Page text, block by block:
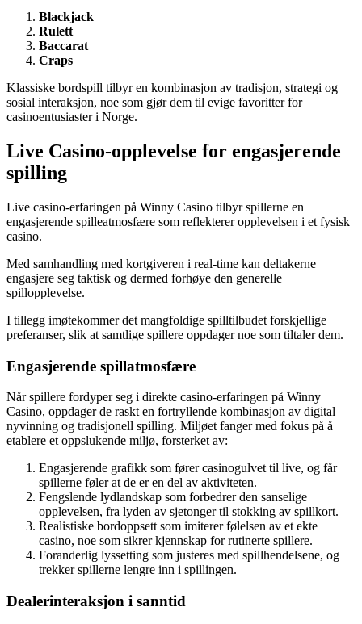
Blackjack
Rulett
Baccarat
Craps
Klassiske bordspill tilbyr en kombinasjon av tradisjon, strategi og
sosial interaksjon, noe som gjør dem til evige favoritter for
casinoentusiaster i Norge.
Live Casino-opplevelse for engasjerende
spilling
Live casino-erfaringen på Winny Casino tilbyr spillerne en
engasjerende spilleatmosfære som reflekterer opplevelsen i et fysisk
casino.
Med samhandling med kortgiveren i real-time kan deltakerne
engasjere seg taktisk og dermed forhøye den generelle
spillopplevelse.
I tillegg imøtekommer det mangfoldige spilltilbudet forskjellige
preferanser, slik at samtlige spillere oppdager noe som tiltaler dem.
Engasjerende spillatmosfære
Når spillere fordyper seg i direkte casino-erfaringen på Winny
Casino, oppdager de raskt en fortryllende kombinasjon av digital
nyvinning og tradisjonell spilling. Miljøet fanger med fokus på å
etablere et oppslukende miljø, forsterket av:
Engasjerende grafikk som fører casinogulvet til live, og får
spillerne føler at de er en del av aktiviteten.
Fengslende lydlandskap som forbedrer den sanselige
opplevelsen, fra lyden av sjetonger til stokking av spillkort.
Realistiske bordoppsett som imiterer følelsen av et ekte
casino, noe som sikrer kjennskap for rutinerte spillere.
Foranderlig lyssetting som justeres med spillhendelsene, og
trekker spillerne lengre inn i spillingen.
Dealerinteraksjon i sanntid